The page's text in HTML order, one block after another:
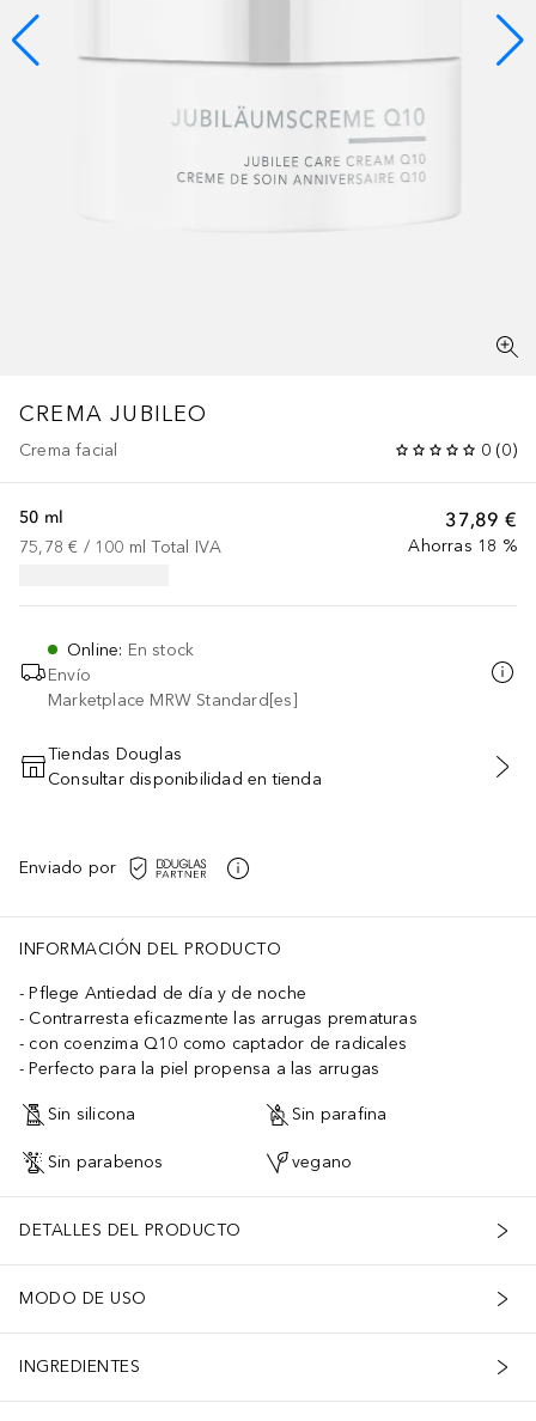
CREMA JUBILEO
Crema facial 0 (0)
37,89 €
Ahorras 18 %
50 ml
75,78 € / 100 ml Total IVA
Online: En stock
Envío
Marketplace MRW Standard[es]
AÑADIR AL CARRITO
Tiendas Douglas
Consultar disponibilidad en tienda
Enviado por
INFORMACIÓN DEL PRODUCTO
Pflege Antiedad de día y de noche
Contrarresta eficazmente las arrugas prematuras
con coenzima Q10 como captador de radicales
Perfecto para la piel propensa a las arrugas
Sin silicona Sin parafina
Sin parabenos vegano
DETALLES DEL PRODUCTO
MODO DE USO
INGREDIENTES